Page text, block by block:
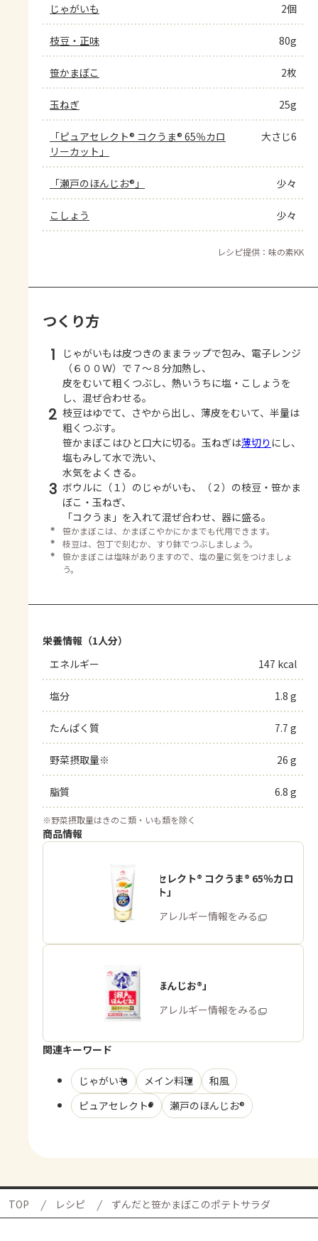
じゃがいも 2個
枝豆・正味 80g
笹かまぼこ 2枚
玉ねぎ 25g
「ピュアセレクト® コクうま® 65％カロ
リーカット」
大さじ6
「瀬戸のほんじお®」 少々
こしょう 少々
レシピ提供：味の素KK
つくり方
1
じゃがいもは皮つきのままラップで包み、電子レンジ
（６００Ｗ）で７～８分加熱し、
皮をむいて粗くつぶし、熱いうちに塩・こしょうを
し、混ぜ合わせる。
2 枝豆はゆでて、さやから出し、薄皮をむいて、半量は
粗くつぶす。
笹かまぼこはひと口大に切る。玉ねぎは薄切り にし、
塩もみして水で洗い、
水気をよくきる。
3 ボウルに（１）のじゃがいも、（２）の枝豆・笹かま
ぼこ・玉ねぎ、
「コクうま」を入れて混ぜ合わせ、器に盛る。
＊
笹かまぼこは、かまぼこやかにかまでも代用できます。
＊
枝豆は、包丁で刻むか、すり鉢でつぶしましょう。
＊
笹かまぼこは塩味がありますので、塩の量に気をつけましょ
う。
栄養情報（1人分）
エネルギー
147 kcal
塩分 1.8 g
たんぱく質 7.7 g
野菜摂取量※ 26 g
脂質 6.8 g
※野菜摂取量はきのこ類・いも類を除く
商品情報
「ピュアセレクト® コクうま® 65％カロ
リーカット」
商品・アレルギー情報をみる
「瀬戸のほんじお®」
商品・アレルギー情報をみる
関連キーワード
じゃがいも メイン料理
和風
ピュアセレクト®
瀬戸のほんじお®
TOP レシピ ずんだと笹かまぼこのポテトサラダ